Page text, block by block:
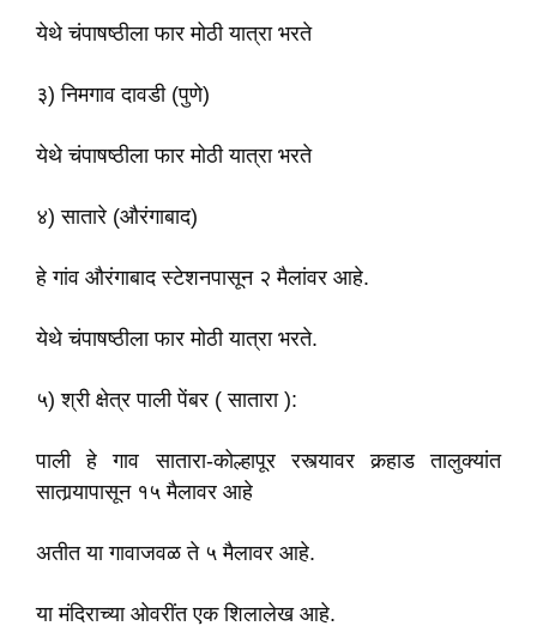
येथे चंपाषष्ठीला फार मोठी यात्रा भरते
३) निमगाव दावडी (पुणे)
येथे चंपाषष्ठीला फार मोठी यात्रा भरते
४) सातारे (औरंगाबाद)
हे गांव औरंगाबाद स्टेशनपासून २ मैलांवर आहे.
येथे चंपाषष्ठीला फार मोठी यात्रा भरते.
५) श्री क्षेत्र पाली पेंबर ( सातारा ):
पाली हे गाव सातारा-कोल्हापूर रस्त्यावर कर्‍हाड तालुक्यांत
सातार्‍यापासून १५ मैलावर आहे
अतीत या गावाजवळ ते ५ मैलावर आहे.
या मंदिराच्या ओवरींत एक शिलालेख आहे.